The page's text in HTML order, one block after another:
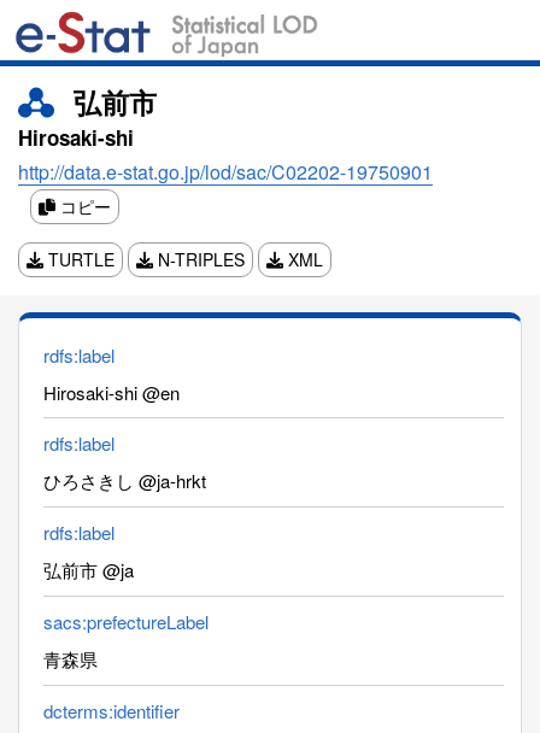
弘前市
Hirosaki-shi
http://data.e-stat.go.jp/lod/sac/C02202-19750901
コピー
TURTLE N-TRIPLES XML
rdfs:label
Hirosaki-shi @en
rdfs:label
ひろさきし @ja-hrkt
rdfs:label
弘前市 @ja
sacs:prefectureLabel
青森県
dcterms:identifier